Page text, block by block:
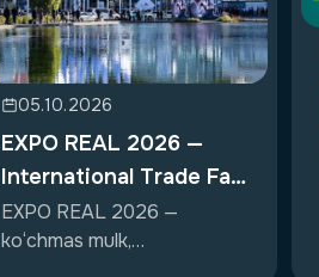
05.10.2026
EXPO REAL 2026 —
International Trade Fair
for Property &
Investment
EXPO REAL 2026 —
ko‘chmas mulk,